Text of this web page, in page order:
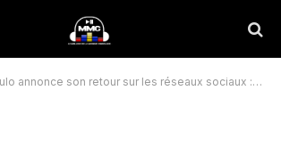
son retour sur les réseaux sociaux : “Maman Rebo est de retour”